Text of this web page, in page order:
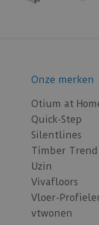
Onze merken
Otium at
Quick-Step
Silentlines
Timber Trend
Uzin
Vivafloors
Vloer-
vtwonen